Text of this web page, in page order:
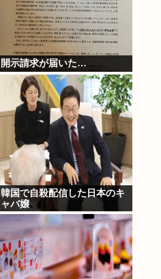
開示請求が届いた…
韓国で自殺配信した日本のキ
ャバ嬢